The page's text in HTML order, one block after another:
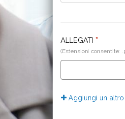
ALLEGATI *
(Estensioni consentite:
Aggiungi un